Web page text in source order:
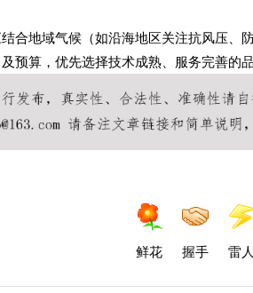
地域气候（如沿海地区关注抗风压、
预算，优先选择技术成熟、服务完善的
鲜花 握手 雷